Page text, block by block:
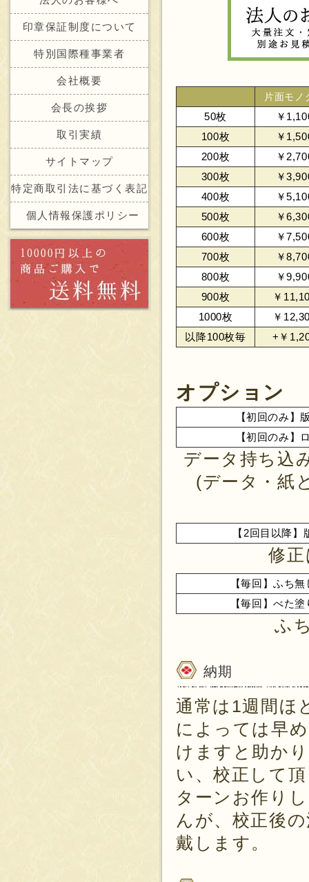
印章保証制度について
特別国際種事業者
会社概要
会長の挨拶
取引実績
サイトマップ
特定商取引法に基づく表記
個人情報保護ポリシー
片面モノ
50枚
￥
100枚
￥
200枚
￥
300枚
￥
400枚
￥
500枚
￥
600枚
￥
700枚
￥
800枚
￥
900枚
￥
1000枚
￥
以降100枚毎
+￥
オプション
【初回のみ】
【初回のみ】
データ持ち込
(データ・紙
【2回目以降】
修
【毎回】ふち
【毎回】べた
ふ
納期
通常は1週間ほ
によっては早
けますと助か
い、校正して
ターンお作り
んが、校正後
戴します。